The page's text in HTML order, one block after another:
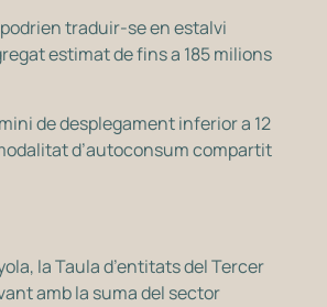
traduir-se en estalvi
estimat de fins a 185 milions
de desplegament inferior a 12
d’autoconsum compartit
la Taula d’entitats del Tercer
amb la suma del sector